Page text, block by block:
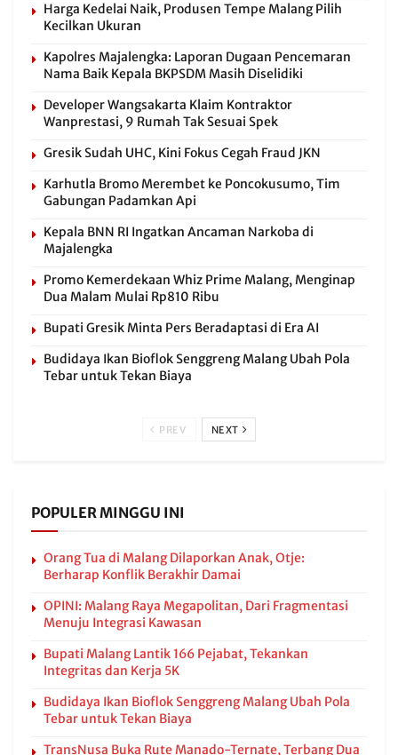
Harga Kedelai Naik, Produsen Tempe Malang Pilih
Kecilkan Ukuran
Kapolres Majalengka: Laporan Dugaan Pencemaran
Nama Baik Kepala BKPSDM Masih Diselidiki
Developer Wangsakarta Klaim Kontraktor
Wanprestasi, 9 Rumah Tak Sesuai Spek
Gresik Sudah UHC, Kini Fokus Cegah Fraud JKN
Karhutla Bromo Merembet ke Poncokusumo, Tim
Gabungan Padamkan Api
Kepala BNN RI Ingatkan Ancaman Narkoba di
Majalengka
Promo Kemerdekaan Whiz Prime Malang, Menginap
Dua Malam Mulai Rp810 Ribu
Bupati Gresik Minta Pers Beradaptasi di Era AI
Budidaya Ikan Bioflok Senggreng Malang Ubah Pola
Tebar untuk Tekan Biaya
PREV NEXT
POPULER MINGGU INI
Orang Tua di Malang Dilaporkan Anak, Otje:
Berharap Konflik Berakhir Damai
OPINI: Malang Raya Megapolitan, Dari Fragmentasi
Menuju Integrasi Kawasan
Bupati Malang Lantik 166 Pejabat, Tekankan
Integritas dan Kerja 5K
Budidaya Ikan Bioflok Senggreng Malang Ubah Pola
Tebar untuk Tekan Biaya
TransNusa Buka Rute Manado-Ternate, Terbang Dua